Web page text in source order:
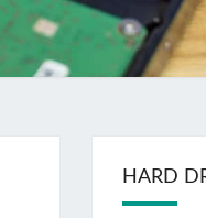
HARD